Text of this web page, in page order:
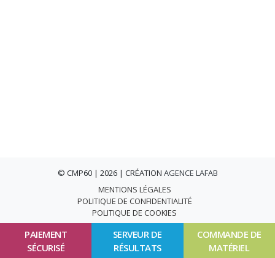
PAIEMENT
SÉCURISÉ
SERVEUR DE
RÉSULTATS
COMMANDE DE
MATÉRIEL
© CMP60 | 2026 | CRÉATION AGENCE LAFAB
MENTIONS LÉGALES
POLITIQUE DE CONFIDENTIALITÉ
POLITIQUE DE COOKIES